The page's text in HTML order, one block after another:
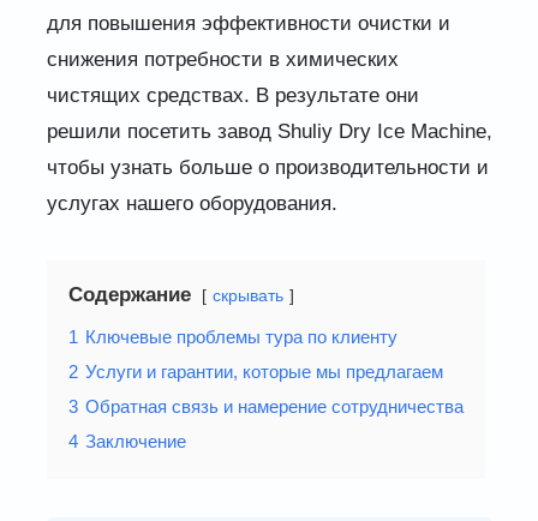
для повышения эффективности очистки и
снижения потребности в химических
чистящих средствах. В результате они
решили посетить завод Shuliy Dry Ice Machine,
чтобы узнать больше о производительности и
услугах нашего оборудования.
Содержание скрывать
1 Ключевые проблемы тура по клиенту
2 Услуги и гарантии, которые мы предлагаем
3 Обратная связь и намерение сотрудничества
4 Заключение